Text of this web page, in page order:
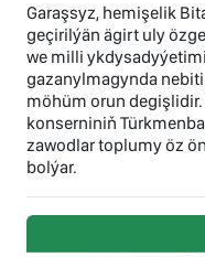
Garaşsyz, hemişelik
geçirilýän ägirt uly
we milli
gazanylmagynda
möhüm orun
konserniniň
zawodlar toplumy öz
bolýar.